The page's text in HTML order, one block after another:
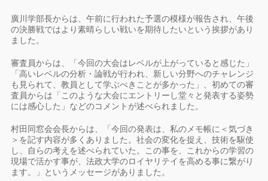
廣川学部長からは、午前に行われた予選の模様が報告され、午後
の決勝戦ではより素晴らしい戦いを期待したいという挨拶があり
ました。
審査員からは、「今回の大会はレベルが上がっていると感じた」
「高いレベルの分析・論戦が行われ、新しい分野へのチャレンジ
も見られて、教員として学ぶべきことが多かった」、初めての審
査員からは「このような大会にエントリーし堂々と発表する姿勢
には感心した」などのコメントが述べられました。
村田同窓会会長からは、「今回の発表は、私のメモ帳に＜気づき
＞を記す内容が多くありました。社会の変化を捉え、技術を駆使
し、自らの考えを述べられていた。この事を、これからの学習の
現場で活かす事が、法政大学のロイヤリテイを高める事に繋がり
ます。」というメッセージがありました。